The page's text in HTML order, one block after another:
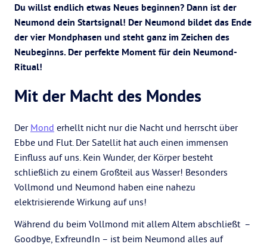
Du willst endlich etwas Neues beginnen? Dann ist der
Neumond dein Startsignal! Der Neumond bildet das Ende
der vier Mondphasen und steht ganz im Zeichen des
Neubeginns. Der perfekte Moment für dein Neumond-
Ritual!
Mit der Macht des Mondes
Der Mond erhellt nicht nur die Nacht und herrscht über
Ebbe und Flut. Der Satellit hat auch einen immensen
Einfluss auf uns. Kein Wunder, der Körper besteht
schließlich zu einem Großteil aus Wasser! Besonders
Vollmond und Neumond haben eine nahezu
elektrisierende Wirkung auf uns!
Während du beim Vollmond mit allem Altem abschließt –
Goodbye, ExfreundIn – ist beim Neumond alles auf